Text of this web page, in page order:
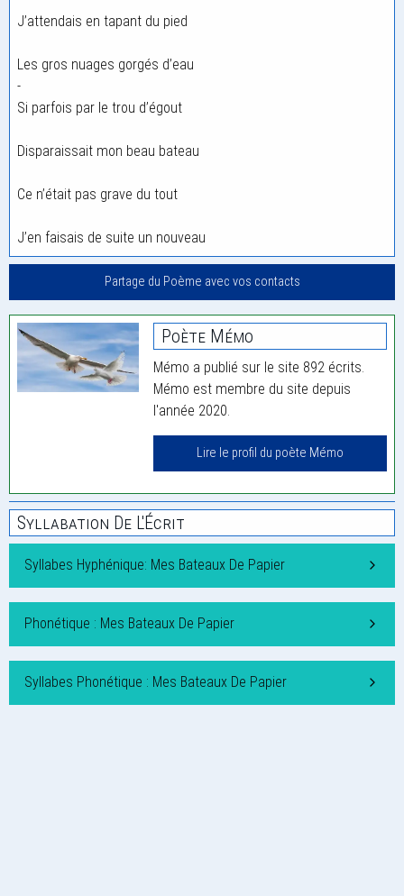
J’attendais en tapant du pied
Les gros nuages gorgés d’eau
-
Si parfois par le trou d’égout
Disparaissait mon beau bateau
Ce n’était pas grave du tout
J’en faisais de suite un nouveau
Partage du Poème avec vos contacts
Poète Mémo
Mémo a publié sur le site 892 écrits.
Mémo est membre du site depuis
l'année 2020.
Lire le profil du poète Mémo
Syllabation De L'Écrit
Syllabes Hyphénique: Mes Bateaux De Papier
Phonétique : Mes Bateaux De Papier
Syllabes Phonétique : Mes Bateaux De Papier